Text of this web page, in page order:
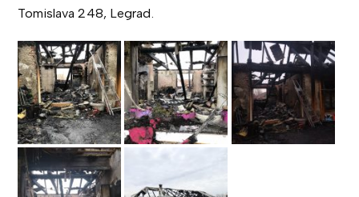
Tomislava 248, Legrad.